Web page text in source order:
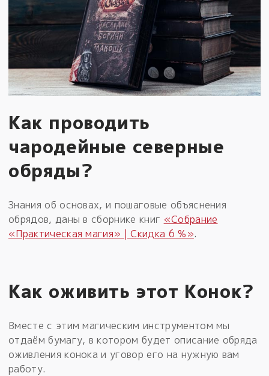
Как проводить
чародейные северные
обряды?
Знания об основах, и пошаговые объяснения
обрядов, даны в сборнике книг «Собрание
«Практическая магия» | Скидка 6 %».
Как оживить этот Конок?
Вместе с этим магическим инструментом мы
отдаём бумагу, в котором будет описание обряда
оживления конока и уговор его на нужную вам
работу.